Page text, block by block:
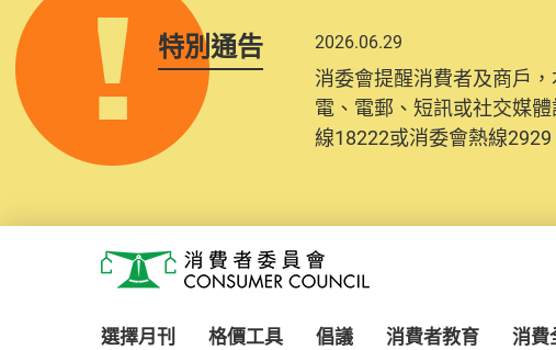
特別通告 2026.06.29
消委會提醒消費者及商戶
電、電郵、短訊或社交媒
線18222或消委會熱線2929
消費者委員會
選擇月刊 格價工具 倡議 消費者教育 消費